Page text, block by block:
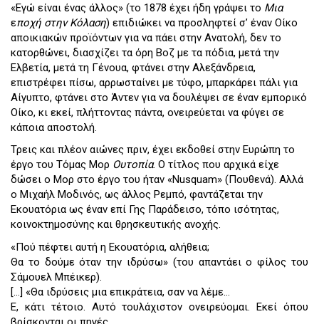
«Εγώ είναι ένας άλλος» (το 1878 έχει ήδη γράψει το Μια
εποχή στην Κόλαση) επιδιώκει να προσληφτεί σ’ έναν Οίκο
αποικιακών προϊόντων για να πάει στην Ανατολή, δεν το
κατορθώνει, διασχίζει τα όρη Βοζ με τα πόδια, μετά την
Ελβετία, μετά τη Γένουα, φτάνει στην Αλεξάνδρεια,
επιστρέφει πίσω, αρρωσταίνει με τύφο, μπαρκάρει πάλι για
Αίγυπτο, φτάνει στο Άντεν για να δουλέψει σε έναν εμπορικό
Οίκο, κι εκεί, πλήττοντας πάντα, ονειρεύεται να φύγει σε
κάποια αποστολή.
Τρεις και πλέον αιώνες πριν, έχει εκδοθεί στην Ευρώπη το
έργο του Τόμας Μορ Ουτοπία. Ο τίτλος που αρχικά είχε
δώσει ο Μορ στο έργο του ήταν «Nusquam» (Πουθενά). Αλλά
ο Μιχαήλ Μοδινός, ως άλλος Ρεμπό, φαντάζεται την
Εκουατόρια ως έναν επί Γης Παράδεισο, τόπο ισότητας,
κοινοκτημοσύνης και θρησκευτικής ανοχής.
«Πού πέφτει αυτή η Εκουατόρια, αλήθεια;
Θα το δούμε όταν την ιδρύσω» (του απαντάει ο φίλος του
Σάμουελ Μπέικερ).
[…] «Θα ιδρύσεις μια επικράτεια, σαν να λέμε…
Ε, κάτι τέτοιο. Αυτό τουλάχιστον ονειρεύομαι. Εκεί όπου